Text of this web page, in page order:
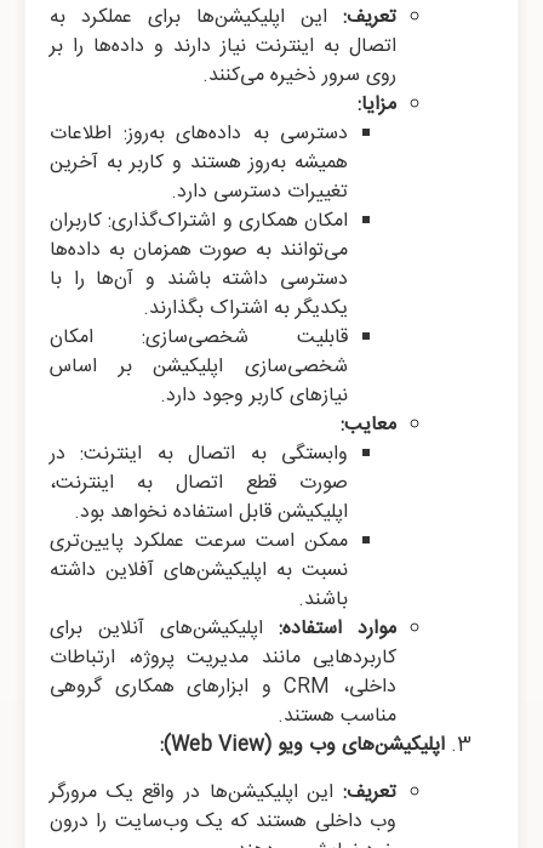
تعریف: این اپلیکیشن‌ها برای عملکرد به
اتصال به اینترنت نیاز دارند و داده‌ها را بر
روی سرور ذخیره می‌کنند.
مزایا:
دسترسی به داده‌های به‌روز: اطلاعات
همیشه به‌روز هستند و کاربر به آخرین
تغییرات دسترسی دارد.
امکان همکاری و اشتراک‌گذاری: کاربران
می‌توانند به صورت همزمان به داده‌ها
دسترسی داشته باشند و آن‌ها را با
یکدیگر به اشتراک بگذارند.
قابلیت شخصی‌سازی: امکان
شخصی‌سازی اپلیکیشن بر اساس
نیازهای کاربر وجود دارد.
معایب:
وابستگی به اتصال به اینترنت: در
صورت قطع اتصال به اینترنت،
اپلیکیشن قابل استفاده نخواهد بود.
ممکن است سرعت عملکرد پایین‌تری
نسبت به اپلیکیشن‌های آفلاین داشته
باشند.
موارد استفاده: اپلیکیشن‌های آنلاین برای
کاربردهایی مانند مدیریت پروژه، ارتباطات
داخلی، CRM و ابزارهای همکاری گروهی
مناسب هستند.
اپلیکیشن‌های وب ویو (Web View):
تعریف: این اپلیکیشن‌ها در واقع یک مرورگر
وب داخلی هستند که یک وب‌سایت را درون